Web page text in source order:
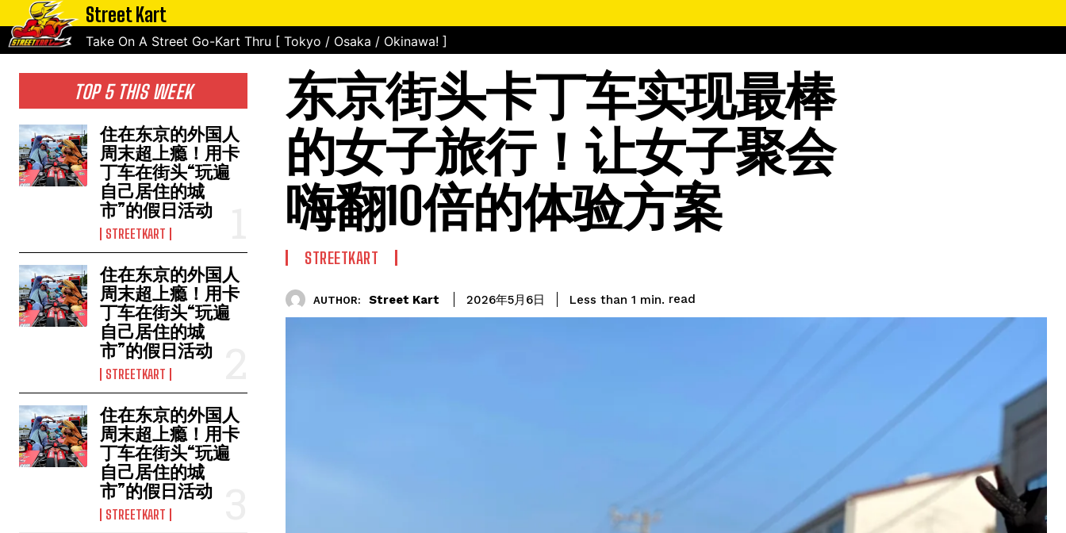
Street Kart
Take On A Street Go-Kart Thru [ Tokyo / Osaka / Okinawa! ]
TOP 5 THIS WEEK
住在东京的外国人
周末超上瘾！用卡
丁车在街头“玩遍
自己居住的城
市”的假日活动
STREETKART
住在东京的外国人
周末超上瘾！用卡
丁车在街头“玩遍
自己居住的城
市”的假日活动
STREETKART
住在东京的外国人
周末超上瘾！用卡
丁车在街头“玩遍
自己居住的城
市”的假日活动
STREETKART
东京街头卡丁车实现最棒
的女子旅行！让女子聚会
嗨翻10倍的体验方案
STREETKART
AUTHOR: Street Kart 2026年5月6日 Less than 1 min. read